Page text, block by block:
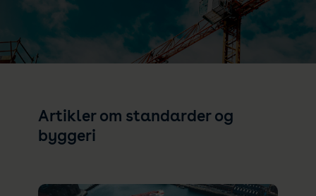
Artikler om standarder og
byggeri